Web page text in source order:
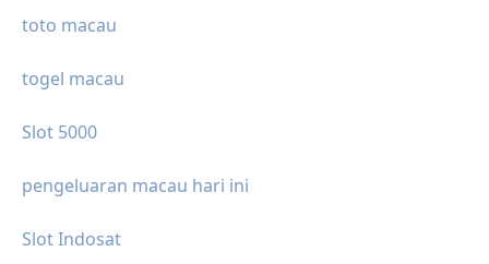
toto macau
togel macau
Slot 5000
pengeluaran macau hari ini
Slot Indosat